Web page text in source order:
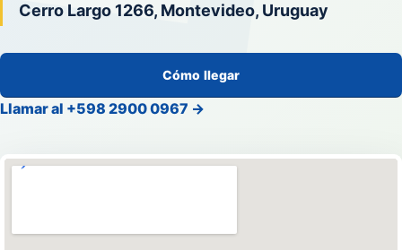
Cerro Largo 1266, Montevideo, Uruguay
Cómo llegar
Llamar al +598 2900 0967 →